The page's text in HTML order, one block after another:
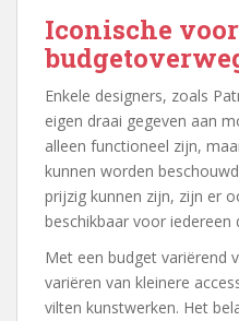
Iconische
Enkele designers, zoals
eigen draai gegeven aan
alleen functioneel zijn,
kunnen worden
prijzig kunnen zijn, zijn er
beschikbaar voor
Met een budget variërend
variëren van kleinere
vilten kunstwerken. Het